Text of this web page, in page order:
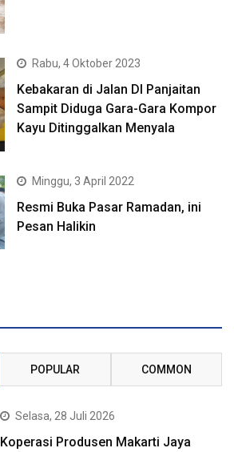
Rabu, 4 Oktober 2023
Kebakaran di Jalan DI Panjaitan
Sampit Diduga Gara-Gara Kompor
Kayu Ditinggalkan Menyala
Minggu, 3 April 2022
Resmi Buka Pasar Ramadan, ini
Pesan Halikin
POPULAR COMMON
Selasa, 28 Juli 2026
Koperasi Produsen Makarti Jaya